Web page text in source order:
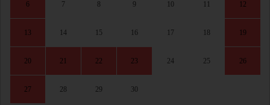
6 7 8 9 10 12
13 14 15 16 17 18 19
20 21 22 23 24 25 26
27 28 29 30